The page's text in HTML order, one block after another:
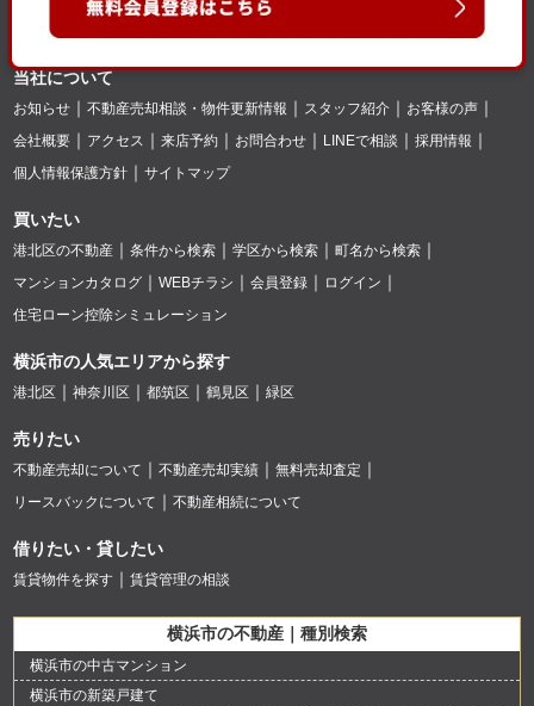
当社について
お知らせ 不動産売却相談・物件更新情報 スタッフ紹介
お客様の声
会社概要
アクセス 来店予約 お問合わせ LINEで相談
採用情報
個人情報保護方針
サイトマップ
買いたい
港北区の不動産 条件から検索 学区から検索
町名から検索
マンションカタログ
WEBチラシ 会員登録
ログイン
住宅ローン控除シミュレーション
横浜市の人気エリアから探す
港北区 神奈川区 都筑区 鶴見区 緑区
売りたい
不動産売却について 不動産売却実績
無料売却査定
リースバックについて
不動産相続について
借りたい・貸したい
賃貸物件を探す 賃貸管理の相談
横浜市の不動産｜種別検索
横浜市の中古マンション
横浜市の新築戸建て